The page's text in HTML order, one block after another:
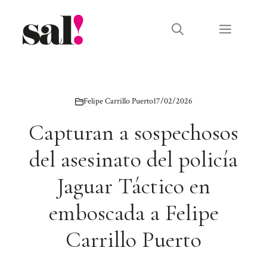
contenido
Menú
Felipe Carrillo Puerto17/02/2026
Capturan a sospechosos
del asesinato del policía
Jaguar Táctico en
emboscada a Felipe
Carrillo Puerto